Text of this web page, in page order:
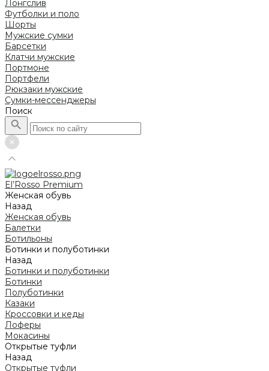
Лонгслив
Футболки и поло
Шорты
Мужские сумки
Барсетки
Клатчи мужские
Портмоне
Портфели
Рюкзаки мужские
Сумки-мессенджеры
Поиск
El’Rosso Premium
Женская обувь
Назад
Женская обувь
Балетки
Ботильоны
Ботинки и полуботинки
Назад
Ботинки и полуботинки
Ботинки
Полуботинки
Казаки
Кроссовки и кеды
Лоферы
Мокасины
Открытые туфли
Назад
Открытые туфли